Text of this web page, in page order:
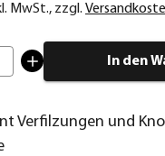
MwSt., zzgl.
In den
Verfilzungen und